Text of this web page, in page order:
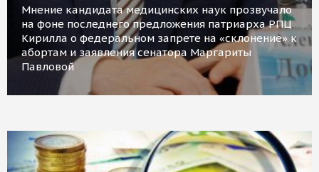
Мнение кандидата медицинских наук прозвучало
на фоне последнего предложения патриарха РПЦ
Кирилла о федеральном запрете на «склонение» к
абортам и заявления сенатора Маргариты
Павловой